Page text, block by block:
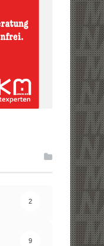
2
9